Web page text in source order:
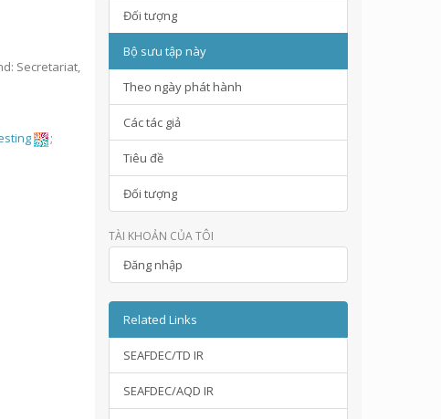
Secretariat,
;
Đối tượng
Bộ sưu tập này
Theo ngày phát hành
Các tác giả
Tiêu đề
Đối tượng
TÀI KHOẢN CỦA TÔI
Đăng nhập
Related Links
SEAFDEC/TD IR
SEAFDEC/AQD IR